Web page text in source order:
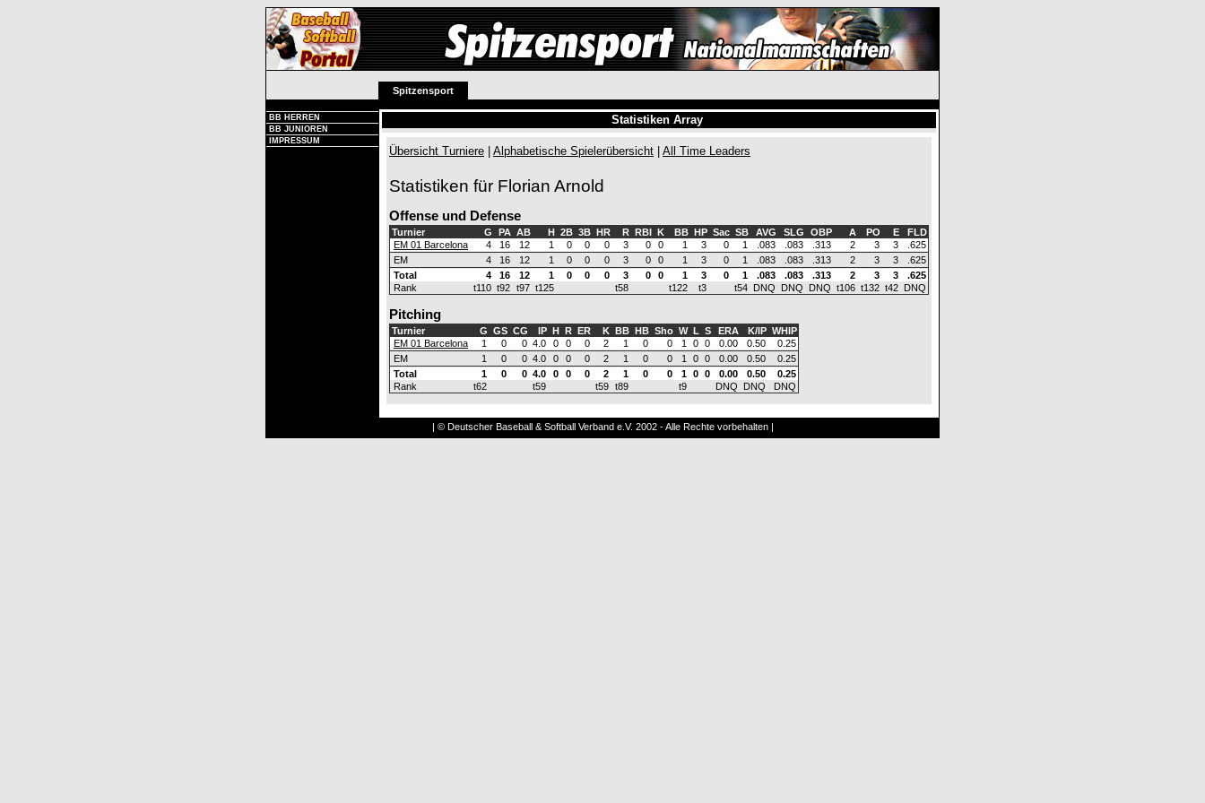
Spitzensport
BB HERREN
BB JUNIOREN
IMPRESSUM
Statistiken Array
Übersicht Turniere Alphabetische Spielerübersicht All Time Leaders
Statistiken für Florian Arnold
Offense und Defense
Turnier G PA AB H 2B 3B HR R RBI K BB HP Sac SB AVG SLG OBP A PO E
FLD
EM 01 Barcelona
4 16 12 1 0 0 0 3 0 0 1 3 0 1 .083 .083 .313 2 3 3
.625
EM
4 16 12 1 0 0 0 3 0 0 1 3 0 1 .083 .083 .313 2 3 3
.625
Total
4 16 12 1 0 0 0 3 0 0 1 3 0 1 .083 .083 .313 2 3 3
.625
Rank
t110 t92 t97 t125 t58 t122 t3 t54 DNQ DNQ DNQ t106 t132 t42 DNQ
Pitching
Turnier G GS CG IP H R ER K BB HB Sho W L S ERA K/IP WHIP
EM 01 Barcelona
1 0 0 4.0 0 0 0 2 1 0 0 1 0 0 0.00 0.50
0.25
EM
1 0 0 4.0 0 0 0 2 1 0 0 1 0 0 0.00 0.50
0.25
Total
1 0 0 4.0 0 0 0 2 1 0 0 1 0 0 0.00 0.50
0.25
Rank
t62 t59 t59 t89 t9 DNQ DNQ DNQ
| © Deutscher Baseball & Softball Verband e.V. 2002 - Alle Rechte vorbehalten |